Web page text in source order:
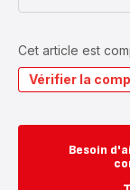
Cet article est
Vérifier la
Besoin